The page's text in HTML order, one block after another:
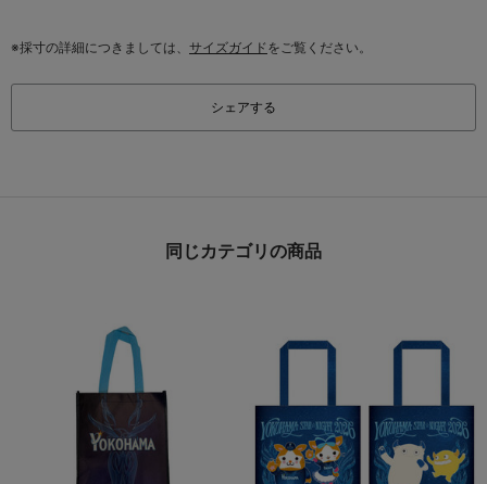
※採寸の詳細につきましては、 サイズガイドをご覧ください。
シェアする
同じカテゴリの商品